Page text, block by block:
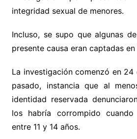
integridad sexual de menores.
Incluso, se supo que algunas
presente causa eran captadas
La investigación comenzó en
pasado, instancia que al
identidad reservada
los habría corrompido
entre 11 y 14 años.